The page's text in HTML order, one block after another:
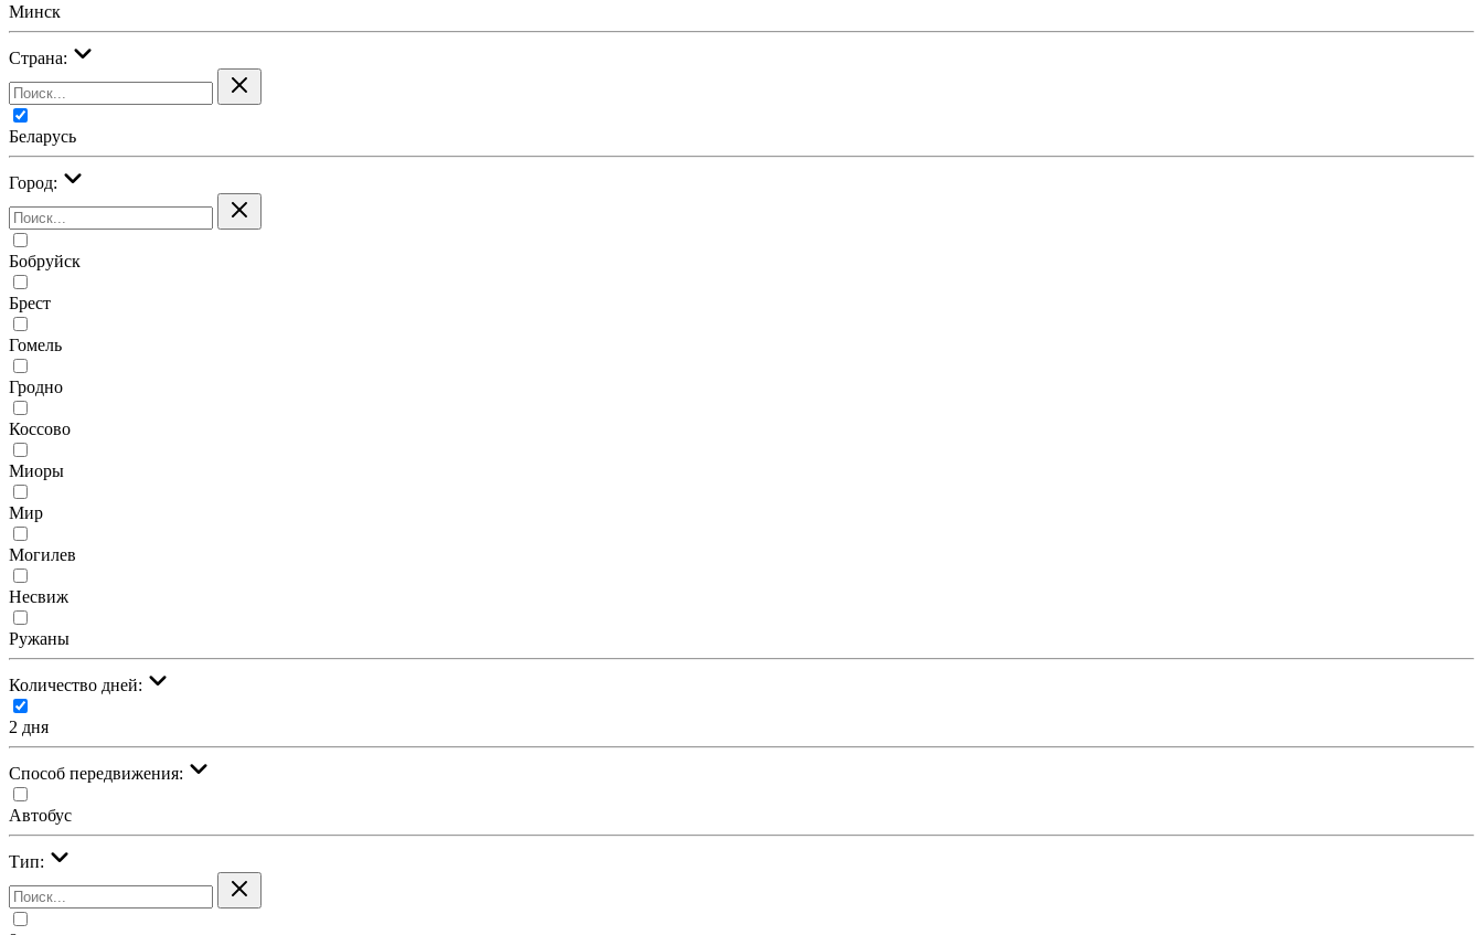
Минск
Страна:
Беларусь
Город:
Бобруйск
Брест
Гомель
Гродно
Коссово
Миоры
Мир
Могилев
Несвиж
Ружаны
Количество дней:
2 дня
Cпособ передвижения:
Автобус
Тип: